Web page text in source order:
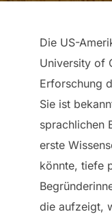
Die US-
University of
Erforschung
Sie ist
sprachlichen
erste
könnte, tiefe
die aufzeigt,